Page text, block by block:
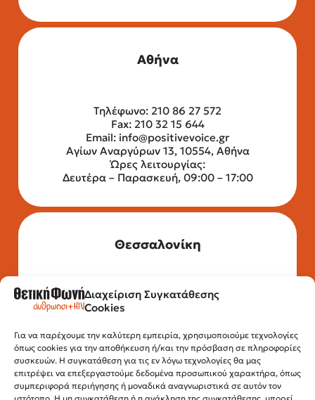
Διαχείριση Συγκατάθεσης
Cookies
Για να παρέχουμε την καλύτερη εμπειρία, χρησιμοποιούμε τεχνολογίες
όπως cookies για την αποθήκευση ή/και την πρόσβαση σε πληροφορίες
συσκευών. Η συγκατάθεση για τις εν λόγω τεχνολογίες θα μας
επιτρέψει να επεξεργαστούμε δεδομένα προσωπικού χαρακτήρα, όπως
συμπεριφορά περιήγησης ή μοναδικά αναγνωριστικά σε αυτόν τον
Αθήνα
Τηλέφωνο: 210 86 27 572
Fax: 210 32 15 644
Email: info@positivevoice.gr
Αγίων Αναργύρων 13, 10554, Αθήνα
Ώρες λειτουργίας:
Δευτέρα – Παρασκευή, 09:00 – 17:00
Θεσσαλονίκη
Τηλέφωνο: 2315 525 020
Fax: 210 32 15 644
Εγνατίας 112, 3ος όροφος, 54622,
Θεσσαλονίκη
Ώρες λειτουργίας:
Δευτέρα – Παρασκευή, 10:00 –14:00